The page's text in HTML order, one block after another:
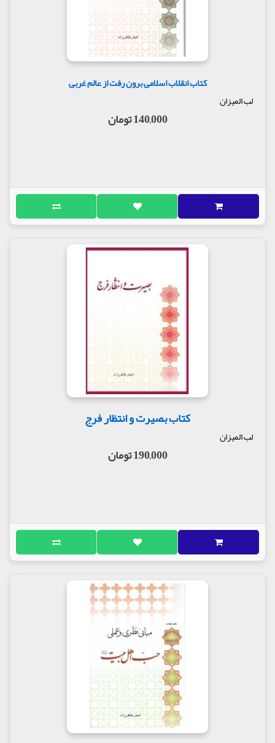
کتاب انقلاب اسلامی برون رفت از عالم غربی
لب المیزان
140,000 تومان
کتاب بصیرت و انتظار فرج
لب المیزان
190,000 تومان